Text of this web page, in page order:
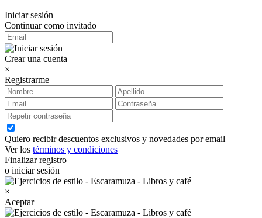
Iniciar sesión
Continuar como invitado
Crear una cuenta
×
Registrarme
Quiero recibir descuentos exclusivos y novedades por email
Ver los términos y condiciones
Finalizar registro
o iniciar sesión
×
Aceptar